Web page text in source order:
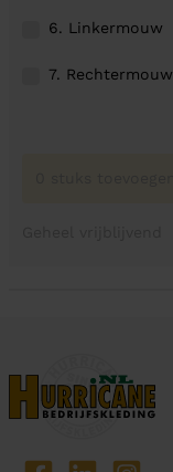
6. Linkermouw
7. Rechtermouw